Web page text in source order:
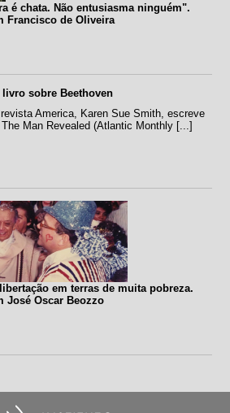
é chata. Não entusiasma ninguém".
Francisco de Oliveira
sobre Beethoven
America, Karen Sue Smith, escreve
Man Revealed (Atlantic Monthly [...]
em terras de muita pobreza.
José Oscar Beozzo